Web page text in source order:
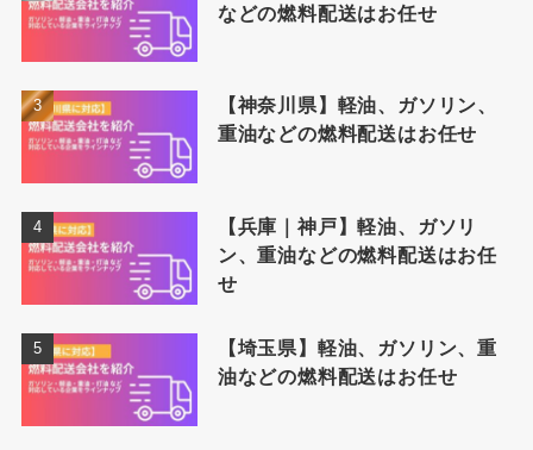
などの燃料配送はお任せ
【神奈川県】軽油、ガソリン、
重油などの燃料配送はお任せ
【兵庫｜神戸】軽油、ガソリ
ン、重油などの燃料配送はお任
せ
【埼玉県】軽油、ガソリン、重
油などの燃料配送はお任せ